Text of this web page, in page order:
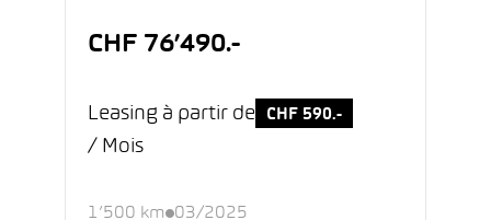
CHF 76’490.-
Leasing à partir de CHF 590.-
/ Mois
1’500 km 03/2025